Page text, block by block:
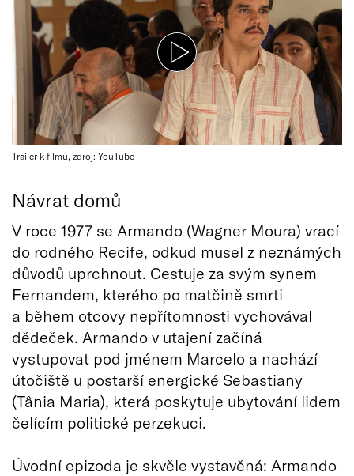
Trailer k filmu, zdroj: YouTube
Návrat domů
V roce 1977 se Armando (Wagner Moura) vrací
do rodného Recife, odkud musel z neznámých
důvodů uprchnout. Cestuje za svým synem
Fernandem, kterého po matčině smrti
a během otcovy nepřítomnosti vychovával
dědeček. Armando v utajení začíná
vystupovat pod jménem Marcelo a nachází
útočiště u postarší energické Sebastiany
(Tânia Maria), která poskytuje ubytování lidem
čelícím politické perzekuci.
Úvodní epizoda je skvěle vystavěná: Armando